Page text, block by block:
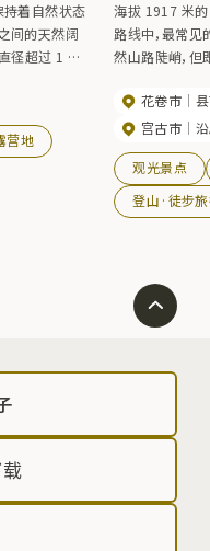
持着自然状态
间的天然阔
径超过 1 米
十二神山的
岸冷温带类
落原始森林
的白神山就
营地
海拔 1917 米的
路线中，最常
然山路陡峭，
美丽。早池峰
眺望，景色非常
2008 年 5 月
通行，因此该
境，请登山者
阅：早蜂山相关
花卷市
宫古市
观光景点
登山·徒步